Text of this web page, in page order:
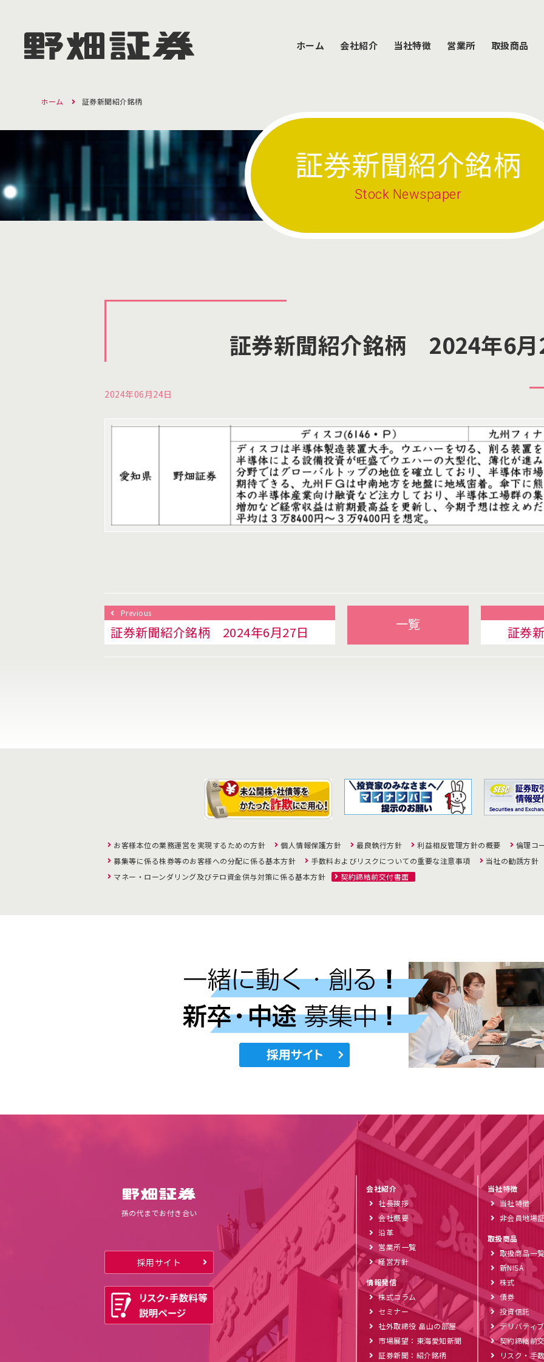
ホーム 会社紹介 当社特徴 営業所 取扱商品
ホーム 証券新聞紹介銘柄
証券新聞紹介銘柄
Stock Newspaper
証券新聞紹介銘柄 2024年6月
2024年06月24日
Previous
証券新聞紹介銘柄 2024年6月27日 一覧 証券
お客様本位の業務運営を実現するための方針 個人情報保護方針 最良執行方針 利益相反管理方針の概要
倫理コ
募集等に係る株券等のお客様への分配に係る基本方針
手数料およびリスクについての重要な注意事項
当社の勧誘方針
マネー・ローンダリング及びテロ資金供与対策に係る基本方針
契約締結前交付書面
孫の代までお付き合い
採用サイト
会社紹介
社長挨拶
会社概要
沿革
営業所一覧
経営方針
情報発信
株式コラム
セミナー
社外取締役 畠山の部屋
市場展望：東海愛知新聞
証券新聞：紹介銘柄
当社特徴
当社特徴
非会員地場
取扱商品
取扱商品一
新NISA
株式
債券
投資信託
デリバティブ
契約締結前
リスク・手